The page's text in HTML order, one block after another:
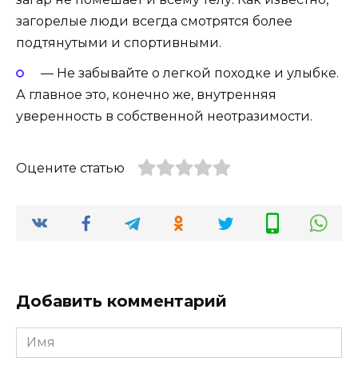
загорелые люди всегда смотрятся более
подтянутыми и спортивными.
— Не забывайте о легкой походке и улыбке.
А главное это, конечно же, внутренняя
уверенность в собственной неотразимости.
Оцените статью
Добавить комментарий
Имя
*